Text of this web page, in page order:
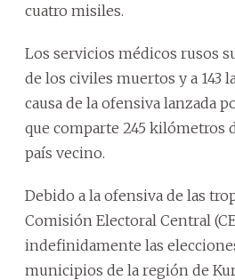
cuatro misiles.
Los servicios médicos rusos
de los civiles muertos y a 143
causa de la ofensiva lanzada
que comparte 245 kilómetros
país vecino.
Debido a la ofensiva de las
Comisión Electoral Central
indefinidamente las
municipios de la región de